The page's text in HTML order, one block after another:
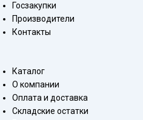
Госзакупки
Производители
Контакты
Каталог
О компании
Оплата и доставка
Складские остатки